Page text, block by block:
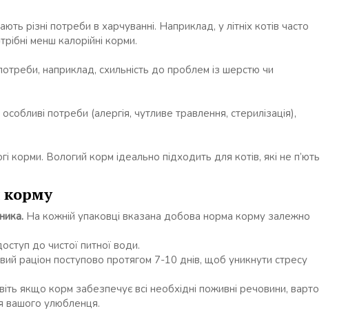
різні потреби в харчуванні. Наприклад, у літніх котів часто
менш калорійні корми.
наприклад, схильність до проблем із шерстю чи
потреби (алергія, чутливе травлення, стерилізація),
корми. Вологий корм ідеально підходить для котів, які не п’ють
корму
На кожній упаковці вказана добова норма корму залежно
до чистої питної води.
раціон поступово протягом 7-10 днів, щоб уникнути стресу
якщо корм забезпечує всі необхідні поживні речовини, варто
вашого улюбленця.